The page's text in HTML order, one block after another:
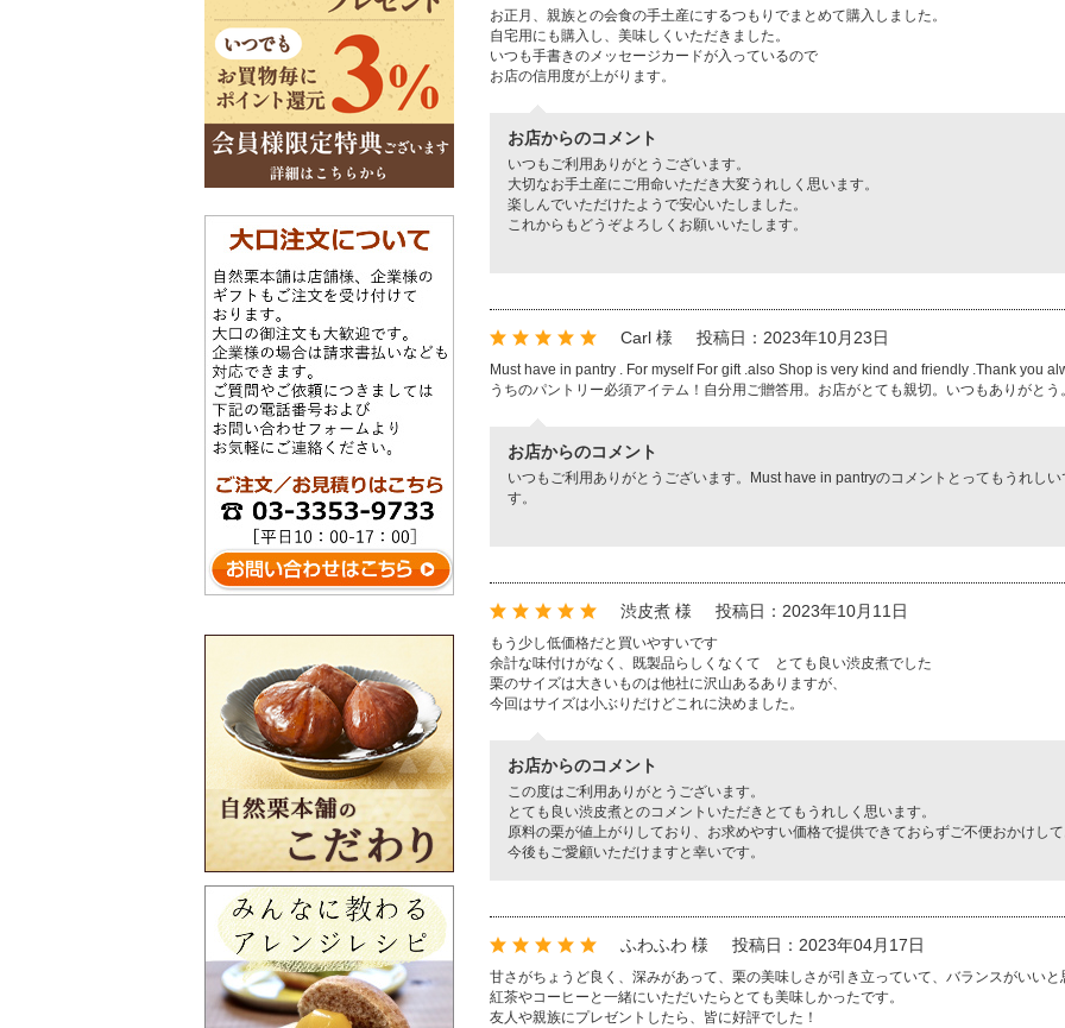
お正月、親族との会食の手土産にするつもりでまとめて購入しました。
自宅用にも購入し、美味しくいただきました。
いつも手書きのメッセージカードが入っているので
お店の信用度が上がります。
お店からのコメント
いつもご利用ありがとうございます。
大切なお手土産にご用命いただき大変うれしく思います。
楽しんでいただけたようで安心いたしました。
これからもどうぞよろしくお願いいたします。
Carl 様 投稿日：2023年10月23日
Must have in pantry . For myself For gift .also Shop is very kind and friendly .Thank you
うちのパントリー必須アイテム！自分用ご贈答用。お店がとても親切。いつもありがとう。
お店からのコメント
いつもご利用ありがとうございます。Must have in pantryのコメントとってもうれし
す。
渋皮煮 様 投稿日：2023年10月11日
もう少し低価格だと買いやすいです
余計な味付けがなく、既製品らしくなくて とても良い渋皮煮でした
栗のサイズは大きいものは他社に沢山あるありますが、
今回はサイズは小ぶりだけどこれに決めました。
お店からのコメント
この度はご利用ありがとうございます。
とても良い渋皮煮とのコメントいただきとてもうれしく思います。
原料の栗が値上がりしており、お求めやすい価格で提供できておらずご不便おかけして
今後もご愛顧いただけますと幸いです。
ふわふわ 様 投稿日：2023年04月17日
甘さがちょうど良く、深みがあって、栗の美味しさが引き立っていて、バランスがいいと
紅茶やコーヒーと一緒にいただいたらとても美味しかったです。
友人や親族にプレゼントしたら、皆に好評でした！